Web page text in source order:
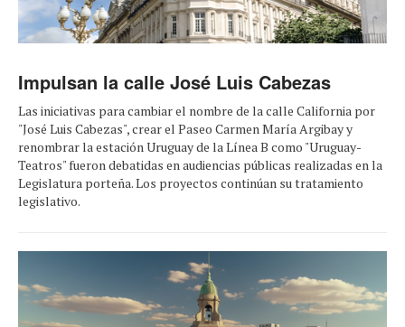
Impulsan la calle José Luis Cabezas
Las iniciativas para cambiar el nombre de la calle California por
"José Luis Cabezas", crear el Paseo Carmen María Argibay y
renombrar la estación Uruguay de la Línea B como "Uruguay-
Teatros" fueron debatidas en audiencias públicas realizadas en la
Legislatura porteña. Los proyectos continúan su tratamiento
legislativo.